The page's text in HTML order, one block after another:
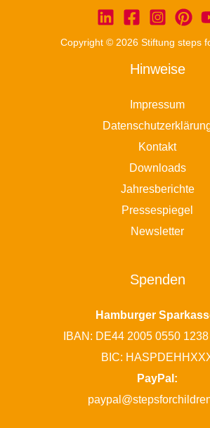
Copyright © 2026 Stiftung steps
Hinweise
Impressum
Kontakt
Downloads
Jahresberichte
Pressespiegel
Newsletter
Spenden
Hamburger
IBAN: DE44 2005 0550
BIC:
PayPal: